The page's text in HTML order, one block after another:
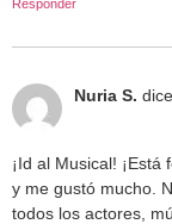
Responder
Nuria S.
¡Id al Musical!
y me gustó mucho.
todos los actores,